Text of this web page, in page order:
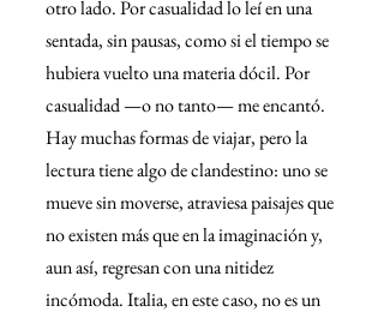
otro lado. Por casualidad lo leí en una
sentada, sin pausas, como si el tiempo se
hubiera vuelto una materia dócil. Por
casualidad —o no tanto— me encantó.
Hay muchas formas de viajar, pero la
lectura tiene algo de clandestino: uno se
mueve sin moverse, atraviesa paisajes que
no existen más que en la imaginación y,
aun así, regresan con una nitidez
incómoda. Italia, en este caso, no es un